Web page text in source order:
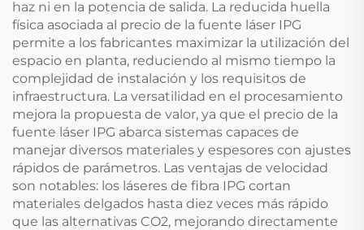
haz ni en la potencia de salida. La reducida huella
física asociada al precio de la fuente láser IPG
permite a los fabricantes maximizar la utilización del
espacio en planta, reduciendo al mismo tiempo la
complejidad de instalación y los requisitos de
infraestructura. La versatilidad en el procesamiento
mejora la propuesta de valor, ya que el precio de la
fuente láser IPG abarca sistemas capaces de
manejar diversos materiales y espesores con ajustes
rápidos de parámetros. Las ventajas de velocidad
son notables: los láseres de fibra IPG cortan
materiales delgados hasta diez veces más rápido
que las alternativas CO2, mejorando directamente